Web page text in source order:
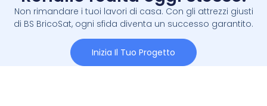
Non rimandare i tuoi lavori di casa. Con gli attrezzi giusti
di BS BricoSat, ogni sfida diventa un successo garantito.
Inizia Il Tuo Progetto